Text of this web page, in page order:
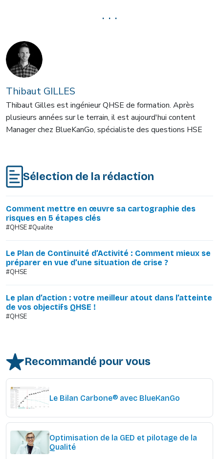
. . .
Thibaut GILLES
Thibaut Gilles est ingénieur QHSE de formation. Après
plusieurs années sur le terrain, il est aujourd'hui content
Manager chez BlueKanGo, spécialiste des questions HSE
Sélection de la rédaction
Comment mettre en œuvre sa cartographie des
risques en 5 étapes clés
#QHSE #Qualite
Le Plan de Continuité d’Activité : Comment mieux se
préparer en vue d’une situation de crise ?
#QHSE
Le plan d’action : votre meilleur atout dans l’atteinte
de vos objectifs QHSE !
#QHSE
Recommandé pour vous
Le Bilan Carbone® avec BlueKanGo
Optimisation de la GED et pilotage de la
Qualité